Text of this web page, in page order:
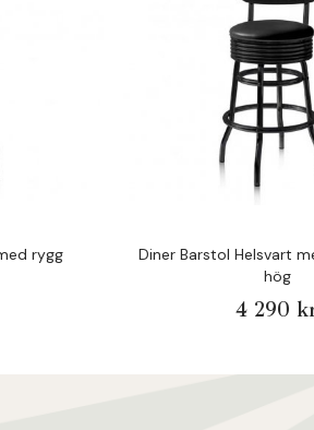
rygg
Diner Barstol Helsvart
hög
4 290